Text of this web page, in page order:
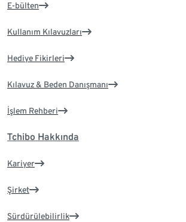
E-bülten
Kullanım Kılavuzları
Hediye Fikirleri
Kılavuz & Beden Danışmanı
İşlem Rehberi
Tchibo Hakkında
Kariyer
Şirket
Sürdürülebilirlik